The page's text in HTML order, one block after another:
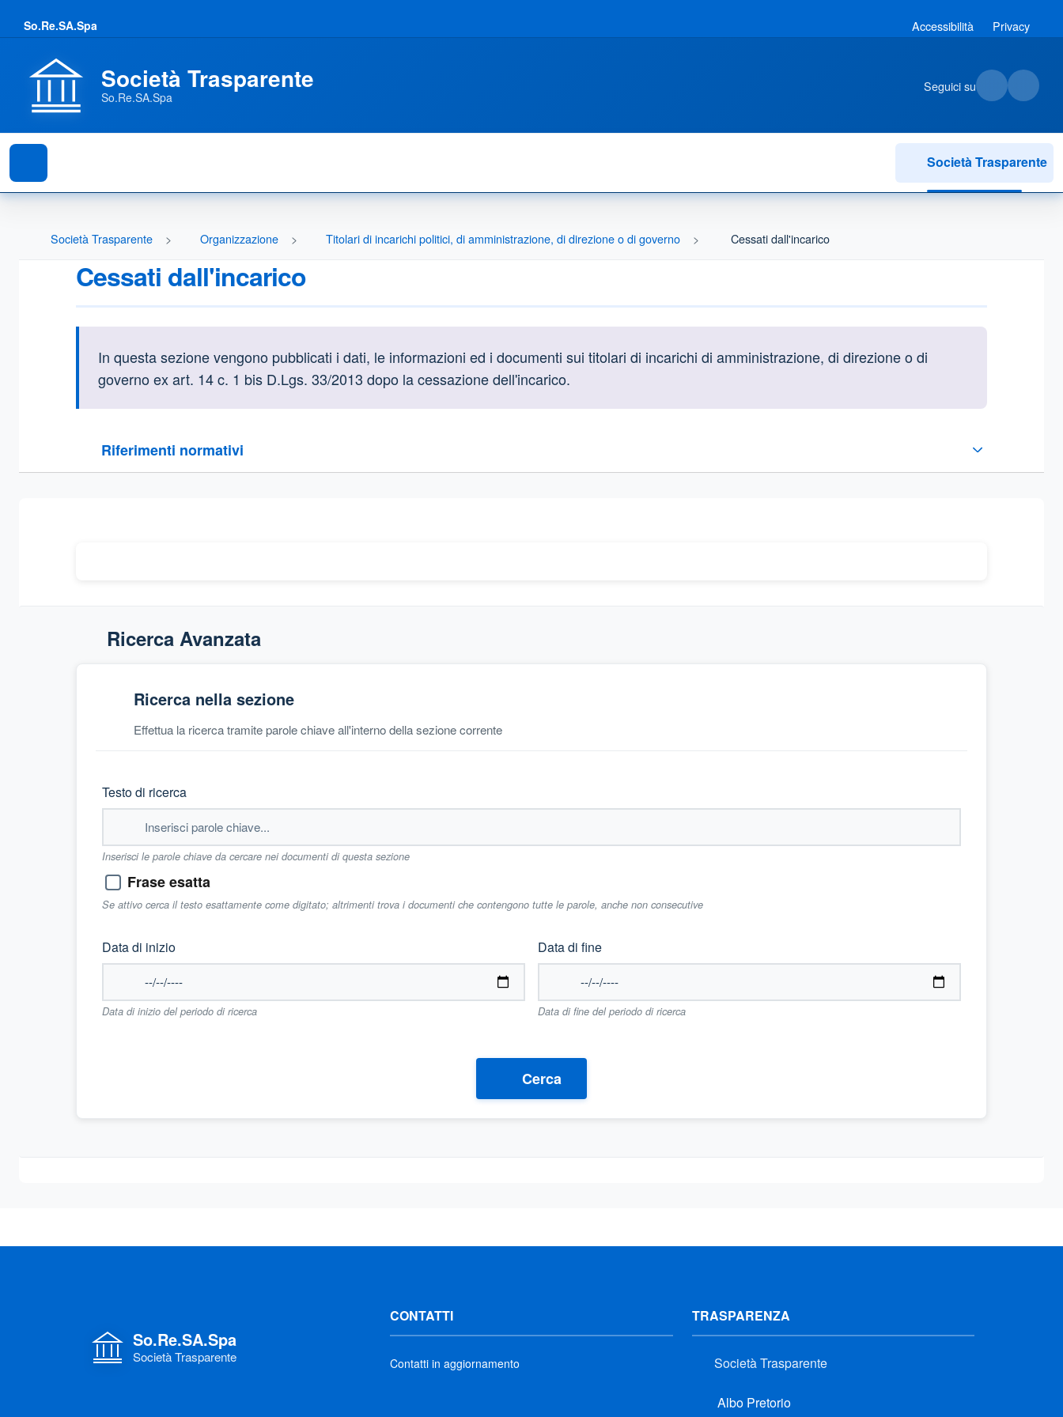
So.Re.SA.Spa Accessibilità Privacy
Società Trasparente
So.Re.SA.Spa
Seguici su
Società Trasparente
Società Trasparente Organizzazione Titolari di incarichi politici, di amministrazione, di direzione o di governo Cessati dall'incarico
Cessati dall'incarico
Informazioni introduttive
In questa sezione vengono pubblicati i dati, le informazioni ed i documenti sui titolari di incarichi di amministrazione, di direzione o di
governo ex art. 14 c. 1 bis D.Lgs. 33/2013 dopo la cessazione dell'incarico.
Riferimenti normativi
Sezione compressa
Ricerca Avanzata
Ricerca nella sezione
Effettua la ricerca tramite parole chiave all'interno della sezione corrente
Testo di ricerca
Inserisci le parole chiave da cercare nei documenti di questa sezione
Frase esatta
Se attivo cerca il testo esattamente come digitato; altrimenti trova i documenti che contengono tutte le parole, anche non consecutive
Data di inizio
Data di inizio del periodo di ricerca
Data di fine
Data di fine del periodo di ricerca
Cerca
So.Re.SA.Spa
Società Trasparente
CONTATTI
Contatti in aggiornamento
TRASPARENZA
Società Trasparente
Albo Pretorio